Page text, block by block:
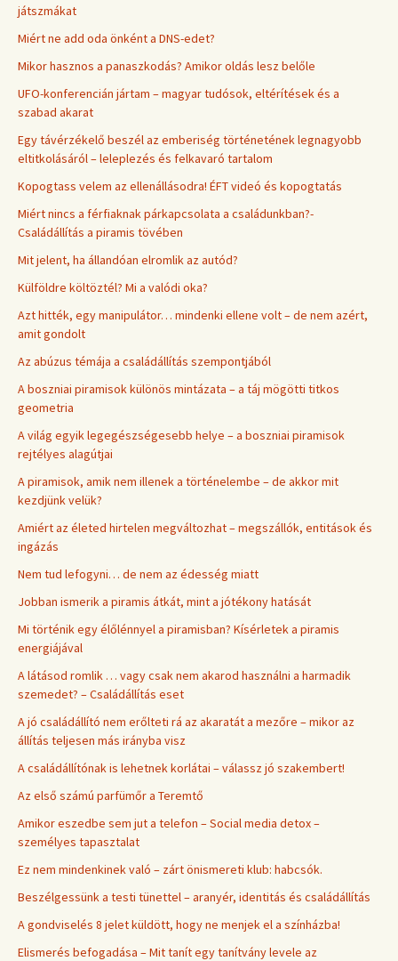
játszmákat
Miért ne add oda önként a DNS-edet?
Mikor hasznos a panaszkodás? Amikor oldás lesz belőle
UFO-konferencián jártam – magyar tudósok, eltérítések és a
szabad akarat
Egy távérzékelő beszél az emberiség történetének legnagyobb
eltitkolásáról – leleplezés és felkavaró tartalom
Kopogtass velem az ellenállásodra! ÉFT videó és kopogtatás
Miért nincs a férfiaknak párkapcsolata a családunkban?-
Családállítás a piramis tövében
Mit jelent, ha állandóan elromlik az autód?
Külföldre költöztél? Mi a valódi oka?
Azt hitték, egy manipulátor… mindenki ellene volt – de nem azért,
amit gondolt
Az abúzus témája a családállítás szempontjából
A boszniai piramisok különös mintázata – a táj mögötti titkos
geometria
A világ egyik legegészségesebb helye – a boszniai piramisok
rejtélyes alagútjai
A piramisok, amik nem illenek a történelembe – de akkor mit
kezdjünk velük?
Amiért az életed hirtelen megváltozhat – megszállók, entitások és
ingázás
Nem tud lefogyni… de nem az édesség miatt
Jobban ismerik a piramis átkát, mint a jótékony hatását
Mi történik egy élőlénnyel a piramisban? Kísérletek a piramis
energiájával
A látásod romlik … vagy csak nem akarod használni a harmadik
szemedet? – Családállítás eset
A jó családállító nem erőlteti rá az akaratát a mezőre – mikor az
állítás teljesen más irányba visz
A családállítónak is lehetnek korlátai – válassz jó szakembert!
Az első számú parfümőr a Teremtő
Amikor eszedbe sem jut a telefon – Social media detox –
személyes tapasztalat
Ez nem mindenkinek való – zárt önismereti klub: habcsók.
Beszélgessünk a testi tünettel – aranyér, identitás és családállítás
A gondviselés 8 jelet küldött, hogy ne menjek el a színházba!
Elismerés befogadása – Mit tanít egy tanítvány levele az